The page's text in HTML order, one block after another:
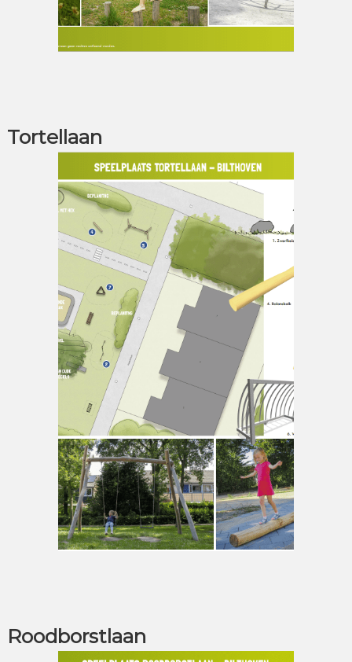
Tortellaan
Roodborstlaan